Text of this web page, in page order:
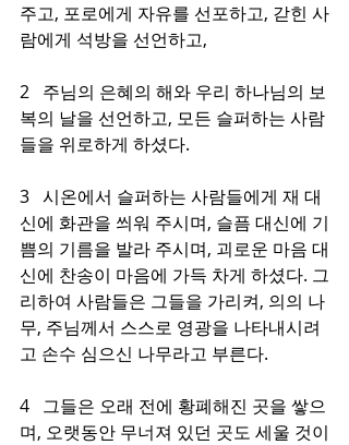
주고, 포로에게 자유를 선포하고, 갇힌 사
람에게 석방을 선언하고,
2   주님의 은혜의 해와 우리 하나님의 보
복의 날을 선언하고, 모든 슬퍼하는 사람
들을 위로하게 하셨다.
3   시온에서 슬퍼하는 사람들에게 재 대
신에 화관을 씌워 주시며, 슬픔 대신에 기
쁨의 기름을 발라 주시며, 괴로운 마음 대
신에 찬송이 마음에 가득 차게 하셨다. 그
리하여 사람들은 그들을 가리켜, 의의 나
무, 주님께서 스스로 영광을 나타내시려
고 손수 심으신 나무라고 부른다.
4   그들은 오래 전에 황폐해진 곳을 쌓으
며, 오랫동안 무너져 있던 곳도 세울 것이